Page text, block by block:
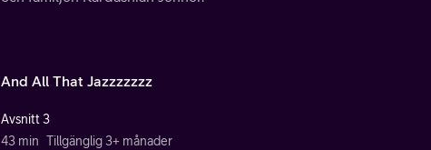
And All That Jazzzzzzz
Avsnitt 3
43 min Tillgänglig 3+ månader